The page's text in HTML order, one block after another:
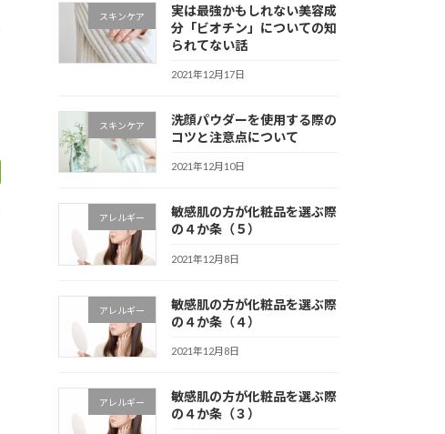
スキンケア
実は最強かもしれない美容成
分「ビオチン」についての知
られてない話
2021年12月17日
スキンケア
洗顔パウダーを使用する際の
コツと注意点について
2021年12月10日
アレルギー
敏感肌の方が化粧品を選ぶ際
の４か条（５）
2021年12月8日
アレルギー
敏感肌の方が化粧品を選ぶ際
の４か条（４）
2021年12月8日
アレルギー
敏感肌の方が化粧品を選ぶ際
の４か条（３）